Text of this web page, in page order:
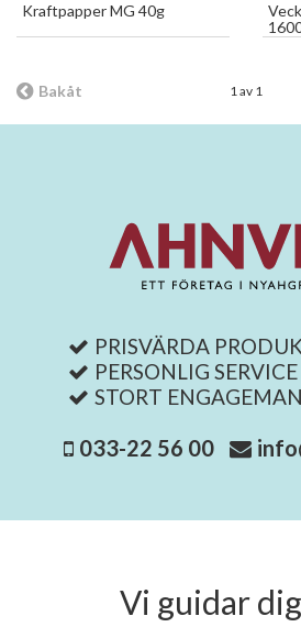
Kraftpapper MG 40g
Bakåt 1 av 1
PRISVÄRDA
PERSONLIG SERVICE
STORT
033-22 56 00
Vi guidar